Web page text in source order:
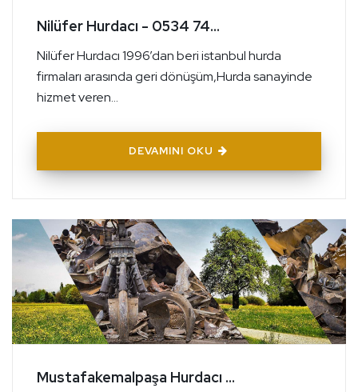
Nilüfer Hurdacı - 0534 74...
Nilüfer Hurdacı 1996’dan beri istanbul hurda
firmaları arasında geri dönüşüm,Hurda sanayinde
hizmet veren...
DEVAMINI OKU
Mustafakemalpaşa Hurdacı ...